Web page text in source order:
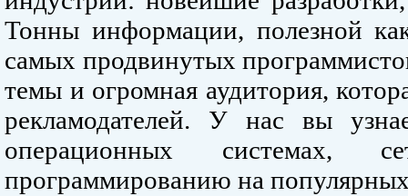
Тонны информации, полезной
самых продвинутых
темы и огромная аудитория,
рекламодателей. У нас вы
операционных системах,
программированию на